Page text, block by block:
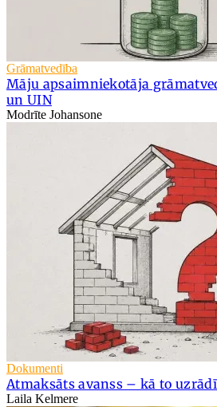
Grāmatvedība
Māju apsaimniekotāja
un UIN
Modrīte Johansone
Dokumenti
Atmaksāts avanss – kā to
Laila Kelmere